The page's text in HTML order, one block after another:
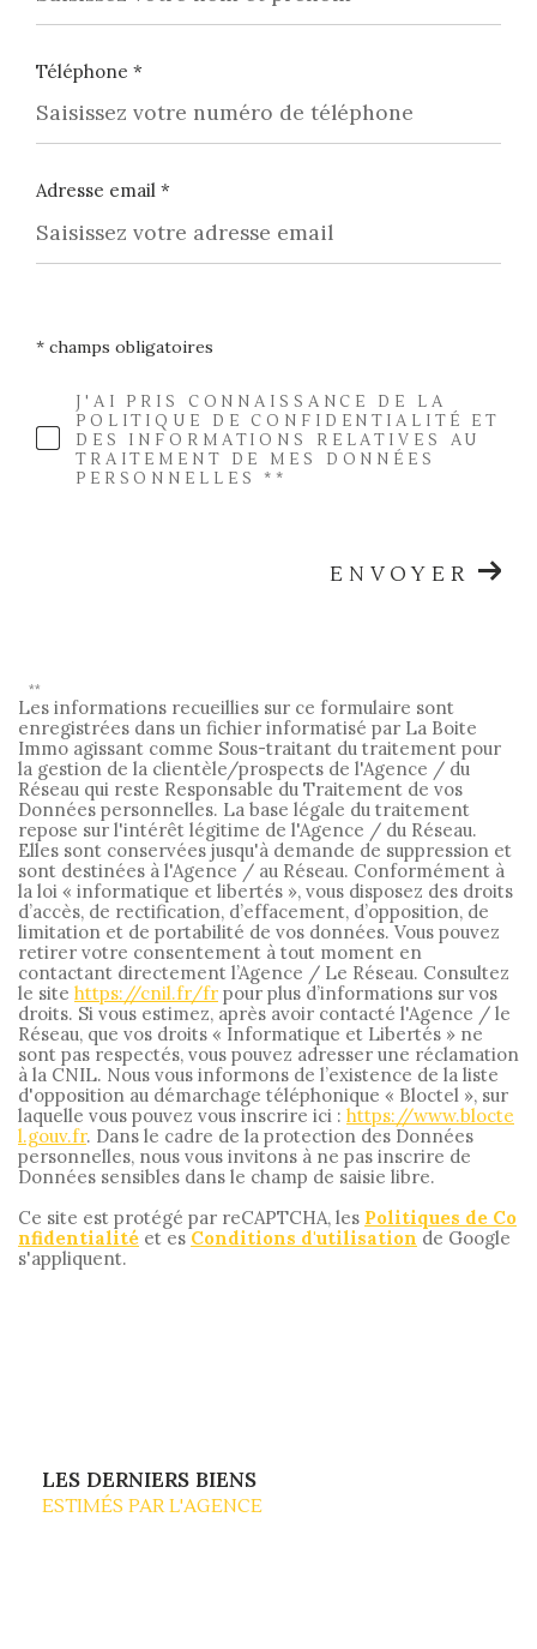
Téléphone *
Adresse email *
* champs obligatoires
J'AI PRIS CONNAISSANCE DE LA
POLITIQUE DE CONFIDENTIALITÉ ET
DES INFORMATIONS RELATIVES AU
TRAITEMENT DE MES DONNÉES
PERSONNELLES **
ENVOYER
**
Les informations recueillies sur ce formulaire sont
enregistrées dans un fichier informatisé par La Boite
Immo agissant comme Sous-traitant du traitement pour
la gestion de la clientèle/prospects de l'Agence / du
Réseau qui reste Responsable du Traitement de vos
Données personnelles. La base légale du traitement
repose sur l'intérêt légitime de l'Agence / du Réseau.
Elles sont conservées jusqu'à demande de suppression et
sont destinées à l'Agence / au Réseau. Conformément à
la loi « informatique et libertés », vous disposez des droits
d’accès, de rectification, d’effacement, d’opposition, de
limitation et de portabilité de vos données. Vous pouvez
retirer votre consentement à tout moment en
contactant directement l’Agence / Le Réseau. Consultez
le site https://cnil.fr/fr pour plus d’informations sur vos
droits. Si vous estimez, après avoir contacté l'Agence / le
Réseau, que vos droits « Informatique et Libertés » ne
sont pas respectés, vous pouvez adresser une réclamation
à la CNIL. Nous vous informons de l’existence de la liste
d'opposition au démarchage téléphonique « Bloctel », sur
laquelle vous pouvez vous inscrire ici : https://www.blocte
l.gouv.fr. Dans le cadre de la protection des Données
personnelles, nous vous invitons à ne pas inscrire de
Données sensibles dans le champ de saisie libre.
Ce site est protégé par reCAPTCHA, les Politiques de Co
nfidentialité et es Conditions d'utilisation de Google
s'appliquent.
LES DERNIERS BIENS
ESTIMÉS PAR L'AGENCE